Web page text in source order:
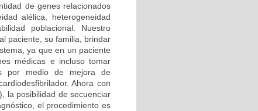
de genes relacionados
alélica, heterogeneidad
poblacional. Nuestro
paciente, su familia, brindar
ya que en un paciente
médicas e incluso tomar
por medio de mejora de
Ahora con
la posibilidad de secuenciar
el procedimiento es